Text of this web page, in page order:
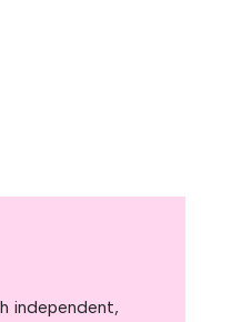
independent,